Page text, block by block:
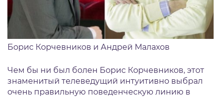
Борис Корчевников и Андрей Малахов
Чем бы ни был болен Борис Корчевников, этот
знаменитый телеведущий интуитивно выбрал
очень правильную поведенческую линию в